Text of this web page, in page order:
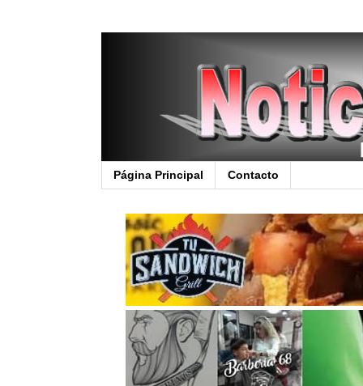
Página Principal Contacto